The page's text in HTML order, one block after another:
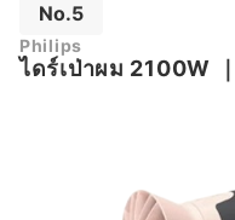
No.5
Philips
ไดร์เป่าผม 2100W